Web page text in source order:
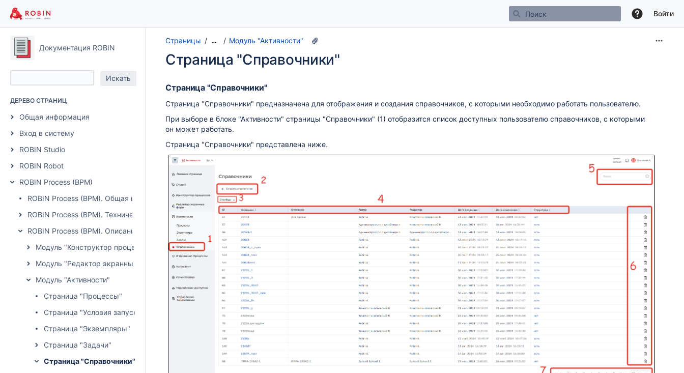
Войти
Документация ROBIN
ДЕРЕВО СТРАНИЦ
Общая информация
Вход в систему
ROBIN Studio
ROBIN Robot
ROBIN Process (BPM)
ROBIN Process (BPM). Общая информация
ROBIN Process (BPM). Технические требования, архитектура, варианты установки
ROBIN Process (BPM). Описание функциональных возможностей
Модуль "Конструктор процессов"
Модуль "Редактор экранных форм"
Модуль "Активности"
Страница "Процессы"
Страница "Условия запуска" - процессы
Страница "Экземпляры"
Страница "Задачи"
Страница "Справочники"
Страницы … Модуль "Активности"
Страница "Справочники"
Страница "Справочники"
Страница "Справочники" предназначена для отображения и создания справочников, с которыми необходимо работать пользователю.
При выборе в блоке "Активности" страницы "Справочники" (1) отобразится список доступных пользователю справочников, с которыми
он может работать.
Страница "Справочники" представлена ниже.